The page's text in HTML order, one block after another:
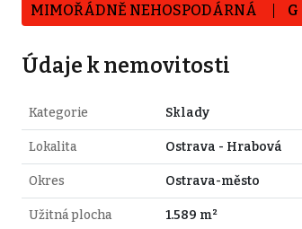
MIMOŘÁDNĚ NEHOSPODÁRNÁ G
Údaje k nemovitosti
Kategorie Sklady
Lokalita Ostrava - Hrabová
Okres Ostrava-město
Užitná plocha 1.589 m²